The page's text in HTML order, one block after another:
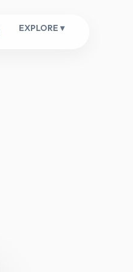
EXPLORE ▾